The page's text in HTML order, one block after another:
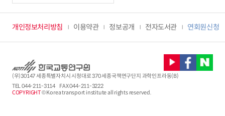
개인정보처리방침 이용약관 정보공개 전자도서관 연회원신청
(우)30147 세종특별자치시 시청대로 370 세종국책연구단지 과학인프라동(B)
TEL044-211-3114
FAX 044-211-3222
COPYRIGHT© Korea transport institute all rights reserved.